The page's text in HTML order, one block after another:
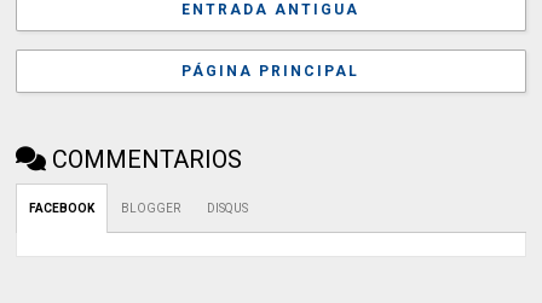
ENTRADA ANTIGUA
PÁGINA PRINCIPAL
COMMENTARIOS
FACEBOOK BLOGGER DISQUS